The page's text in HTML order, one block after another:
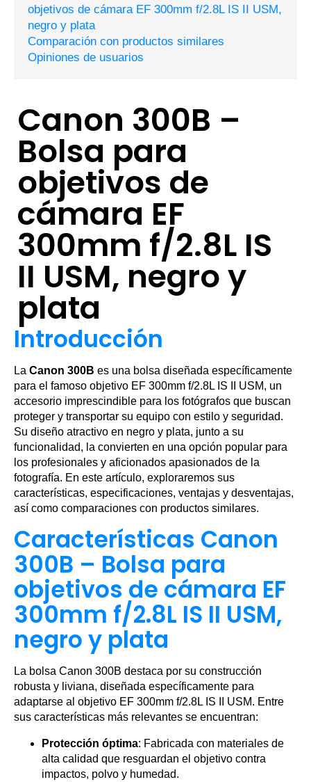
objetivos de cámara EF 300mm f/2.8L IS II USM,
negro y plata
Comparación con productos similares
Opiniones de usuarios
Canon 300B –
Bolsa para
objetivos de
cámara EF
300mm f/2.8L IS
II USM, negro y
plata
Introducción
La Canon 300B es una bolsa diseñada específicamente
para el famoso objetivo EF 300mm f/2.8L IS II USM, un
accesorio imprescindible para los fotógrafos que buscan
proteger y transportar su equipo con estilo y seguridad.
Su diseño atractivo en negro y plata, junto a su
funcionalidad, la convierten en una opción popular para
los profesionales y aficionados apasionados de la
fotografía. En este artículo, exploraremos sus
características, especificaciones, ventajas y desventajas,
así como comparaciones con productos similares.
Características Canon
300B – Bolsa para
objetivos de cámara EF
300mm f/2.8L IS II USM,
negro y plata
La bolsa Canon 300B destaca por su construcción
robusta y liviana, diseñada específicamente para
adaptarse al objetivo EF 300mm f/2.8L IS II USM. Entre
sus características más relevantes se encuentran:
Protección óptima: Fabricada con materiales de
alta calidad que resguardan el objetivo contra
impactos, polvo y humedad.